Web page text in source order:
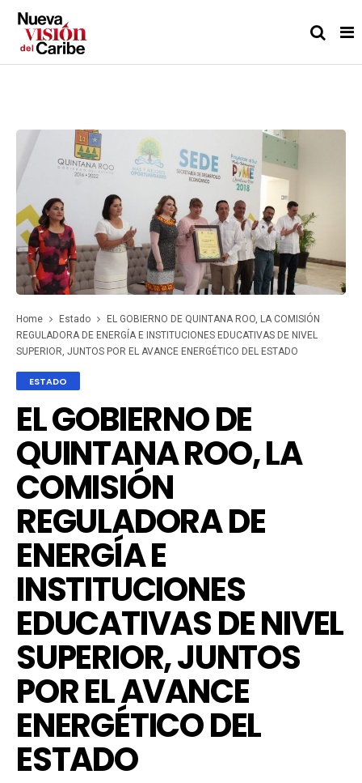
Home Estado
EL GOBIERNO DE QUINTANA ROO, LA COMISIÓN
REGULADORA DE ENERGÍA E INSTITUCIONES EDUCATIVAS DE NIVEL
SUPERIOR, JUNTOS POR EL AVANCE ENERGÉTICO DEL ESTADO
ESTADO
EL GOBIERNO DE
QUINTANA ROO, LA
COMISIÓN
REGULADORA DE
ENERGÍA E
INSTITUCIONES
EDUCATIVAS DE NIVEL
SUPERIOR, JUNTOS
POR EL AVANCE
ENERGÉTICO DEL
ESTADO